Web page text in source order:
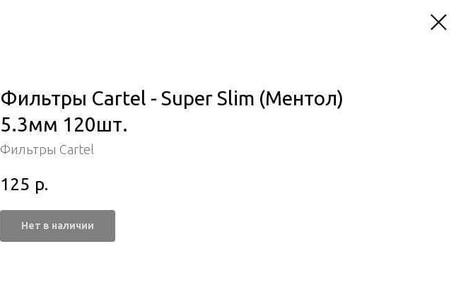
Фильтры Cartel - Super Slim (Ментол)
5.3мм 120шт.
Фильтры Cartel
125 р.
Нет в наличии